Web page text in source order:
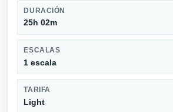
DURACIÓN
25h 02m
ESCALAS
1 escala
TARIFA
Light